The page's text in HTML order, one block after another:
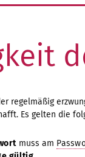
regelmäßig
Es gelten die
muss am